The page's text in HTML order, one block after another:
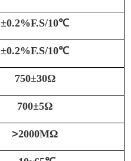
±0.2%F.S/10℃
±0.2%F.S/10℃
750±30Ω
700±5Ω
>2000MΩ